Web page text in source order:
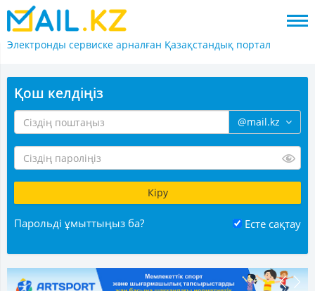
Электронды сервиске арналған Қазақстандық портал
Қош келдіңіз
@mail.kz
Парольді ұмыттыңыз ба? Есте сақтау